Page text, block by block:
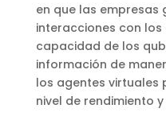
en que las empresas
interacciones con
capacidad de los
información de
los agentes virtuales
nivel de rendimiento